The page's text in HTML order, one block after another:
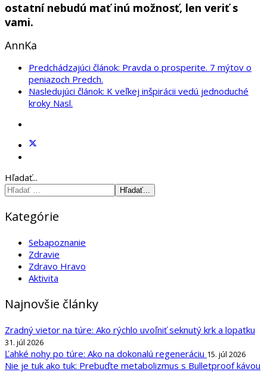
ostatní nebudú mať inú možnosť, len veriť s
vami.
AnnKa
Predchádzajúci článok: Pravda o prosperite. 7 mýtov o
peniazoch Predch.
Nasledujúci článok: K veľkej inšpirácii vedú jednoduché
kroky Nasl.
Hľadať...
Hľadať...
Kategórie
Sebapoznanie
Zdravie
Zdravo Hravo
Aktivita
Najnovšie články
Zradný vietor na túre: Ako rýchlo uvoľniť seknutý krk a lopatku
31. júl 2026
Ľahké nohy po túre: Ako na dokonalú regeneráciu 15. júl 2026
Nie je tuk ako tuk: Prebuďte metabolizmus s Bulletproof kávou